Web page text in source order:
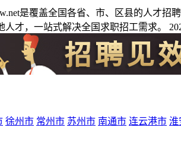
是覆盖全国各省、市、区县的人才
人才，一站式解决全国求职招工需求。
徐州市 常州市 苏州市 南通市 连云港市 淮